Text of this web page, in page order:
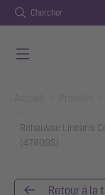
Chercher
Rehausse Linearis
(47809S)
Retour à la